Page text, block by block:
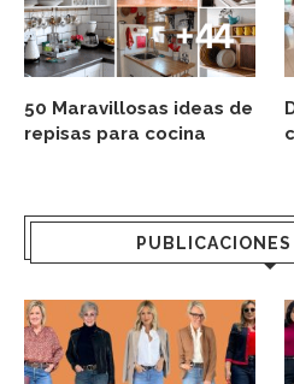
50 Maravillosas ideas de
repisas para cocina